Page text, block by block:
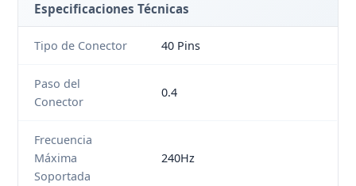
Especificaciones Técnicas
Tipo de Conector 40 Pins
Paso del
Conector
0.4
Frecuencia
Máxima
Soportada
240Hz